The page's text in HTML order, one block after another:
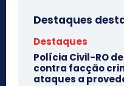
Destaques
Destaques
Polícia Civil-RO
contra facção
ataques a